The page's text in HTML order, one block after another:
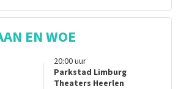
EN WOE
20:00uur
Parkstad Limburg
Theaters Heerlen